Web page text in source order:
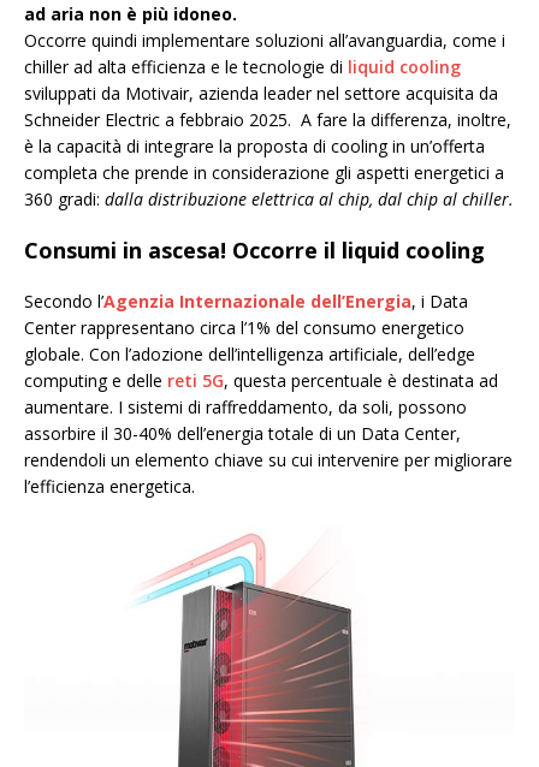
ad aria non è più idoneo.
Occorre quindi implementare soluzioni all’avanguardia, come i
chiller ad alta efficienza e le tecnologie di liquid cooling
sviluppati da Motivair, azienda leader nel settore acquisita da
Schneider Electric a febbraio 2025. A fare la differenza, inoltre,
è la capacità di integrare la proposta di cooling in un’offerta
completa che prende in considerazione gli aspetti energetici a
360 gradi: dalla distribuzione elettrica al chip, dal chip al chiller.
Consumi in ascesa! Occorre il liquid cooling
Secondo l’Agenzia Internazionale dell’Energia, i Data
Center rappresentano circa l’1% del consumo energetico
globale. Con l’adozione dell’intelligenza artificiale, dell’edge
computing e delle reti 5G, questa percentuale è destinata ad
aumentare. I sistemi di raffreddamento, da soli, possono
assorbire il 30-40% dell’energia totale di un Data Center,
rendendoli un elemento chiave su cui intervenire per migliorare
l’efficienza energetica.